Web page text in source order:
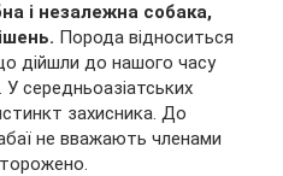
і незалежна собака,
Порода відноситься
дійшли до нашого часу
У середньоазіатських
захисника. До
не вважають членами